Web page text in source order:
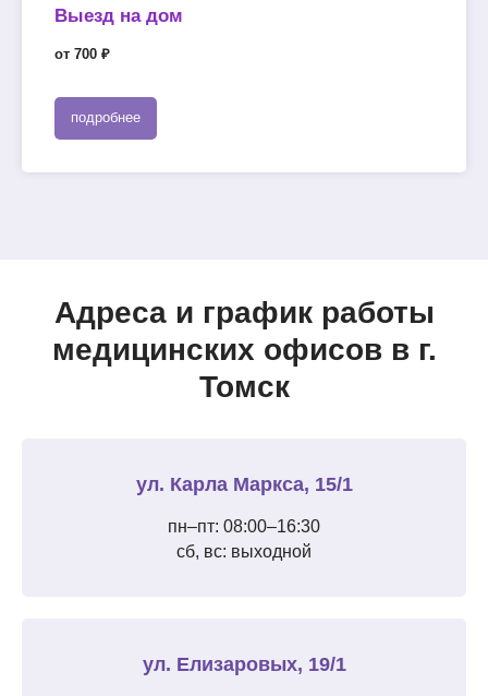
Выезд на дом
от 700 ₽
подробнее
Адреса и график работы
медицинских офисов в г.
Томск
ул. Карла Маркса, 15/1
пн–пт: 08:00–16:30
сб, вс: выходной
ул. Елизаровых, 19/1